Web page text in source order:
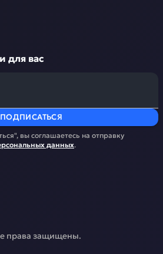
для вас
ПОДПИСАТЬСЯ
вы соглашаетесь на отправку
данных.
права защищены.